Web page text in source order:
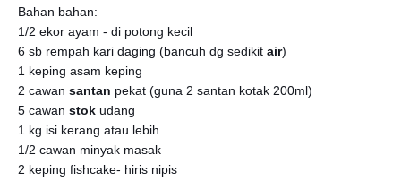
Bahan bahan:
1/2 ekor ayam - di potong kecil
6 sb rempah kari daging (bancuh dg sedikit air)
1 keping asam keping
2 cawan santan pekat (guna 2 santan kotak 200ml)
5 cawan stok udang
1 kg isi kerang atau lebih
1/2 cawan minyak masak
2 keping fishcake- hiris nipis